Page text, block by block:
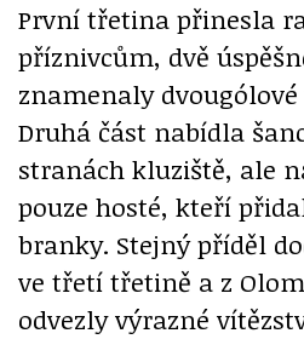
První třetina přinesla
příznivcům, dvě
znamenaly
Druhá část nabídla
stranách kluziště, ale
pouze hosté, kteří
branky. Stejný příděl
ve třetí třetině a z
odvezly výrazné